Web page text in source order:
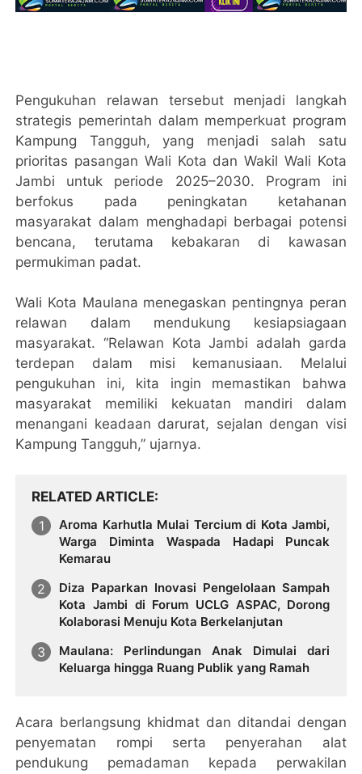
Pengukuhan relawan tersebut menjadi langkah
strategis pemerintah dalam memperkuat program
Kampung Tangguh, yang menjadi salah satu
prioritas pasangan Wali Kota dan Wakil Wali Kota
Jambi untuk periode 2025–2030. Program ini
berfokus pada peningkatan ketahanan
masyarakat dalam menghadapi berbagai potensi
bencana, terutama kebakaran di kawasan
permukiman padat.
Wali Kota Maulana menegaskan pentingnya peran
relawan dalam mendukung kesiapsiagaan
masyarakat. “Relawan Kota Jambi adalah garda
terdepan dalam misi kemanusiaan. Melalui
pengukuhan ini, kita ingin memastikan bahwa
masyarakat memiliki kekuatan mandiri dalam
menangani keadaan darurat, sejalan dengan visi
Kampung Tangguh,” ujarnya.
RELATED ARTICLE
Aroma Karhutla Mulai Tercium di Kota Jambi,
Warga Diminta Waspada Hadapi Puncak
Kemarau
Diza Paparkan Inovasi Pengelolaan Sampah
Kota Jambi di Forum UCLG ASPAC, Dorong
Kolaborasi Menuju Kota Berkelanjutan
Maulana: Perlindungan Anak Dimulai dari
Keluarga hingga Ruang Publik yang Ramah
Acara berlangsung khidmat dan ditandai dengan
penyematan rompi serta penyerahan alat
pendukung pemadaman kepada perwakilan